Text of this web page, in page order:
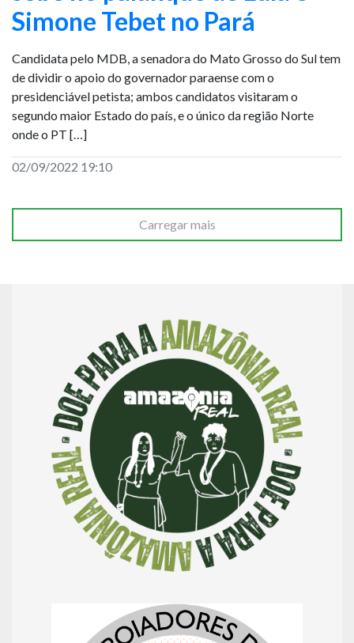
Simone Tebet no Pará
Candidata pelo MDB, a senadora do Mato Grosso do Sul tem
de dividir o apoio do governador paraense com o
presidenciável petista; ambos candidatos visitaram o
segundo maior Estado do país, e o único da região Norte
onde o PT […]
02/09/2022 19:10
Carregar mais